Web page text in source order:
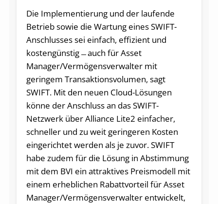
Die Implementierung und der laufende
Betrieb sowie die Wartung eines SWIFT-
Anschlusses sei einfach, effizient und
kostengünstig ̶ auch für Asset
Manager/Vermögensverwalter mit
geringem Transaktionsvolumen, sagt
SWIFT. Mit den neuen Cloud-Lösungen
könne der Anschluss an das SWIFT-
Netzwerk über Alliance Lite2 einfacher,
schneller und zu weit geringeren Kosten
eingerichtet werden als je zuvor. SWIFT
habe zudem für die Lösung in Abstimmung
mit dem BVI ein attraktives Preismodell mit
einem erheblichen Rabattvorteil für Asset
Manager/Vermögensverwalter entwickelt,